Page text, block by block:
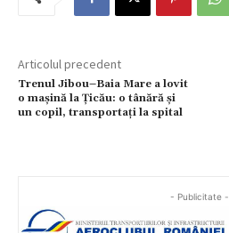
Articolul precedent
Trenul Jibou–Baia Mare a lovit
o mașină la Țicău: o tânără și
un copil, transportați la spital
- Publicitate -